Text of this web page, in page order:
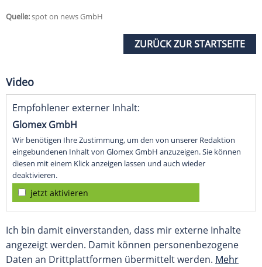
Quelle:spot on news GmbH
ZURÜCK ZUR STARTSEITE
Video
Empfohlener externer Inhalt:
Glomex GmbH
Wir benötigen Ihre Zustimmung, um den von unserer Redaktion
eingebundenen Inhalt von Glomex GmbH anzuzeigen. Sie können
diesen mit einem Klick anzeigen lassen und auch wieder
deaktivieren.
jetzt aktivieren
Ich bin damit einverstanden, dass mir externe Inhalte
angezeigt werden. Damit können personenbezogene
Daten an Drittplattformen übermittelt werden. Mehr